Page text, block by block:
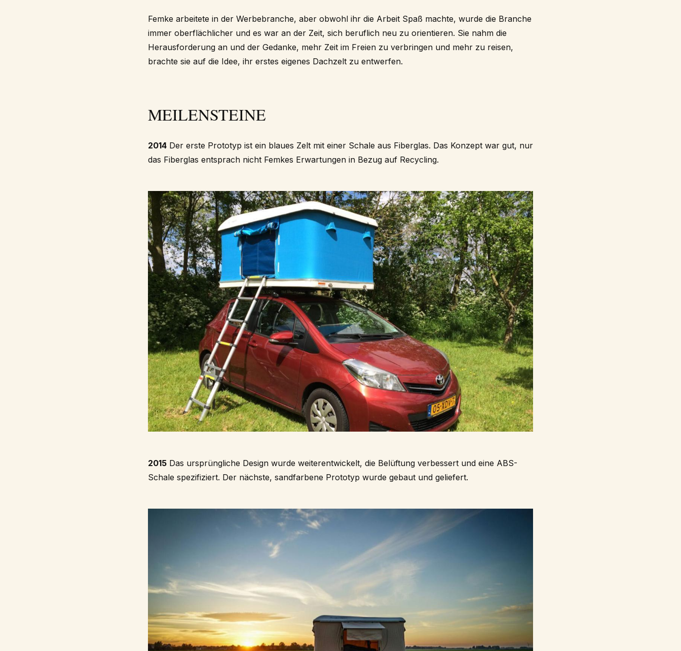
Femke arbeitete in der Werbebranche, aber obwohl ihr die Arbeit Spaß machte, wurde die Branche
immer oberflächlicher und es war an der Zeit, sich beruflich neu zu orientieren. Sie nahm die
Herausforderung an und der Gedanke, mehr Zeit im Freien zu verbringen und mehr zu reisen,
brachte sie auf die Idee, ihr erstes eigenes Dachzelt zu entwerfen.
MEILENSTEINE
2014 Der erste Prototyp ist ein blaues Zelt mit einer Schale aus Fiberglas. Das Konzept war gut, nur
das Fiberglas entsprach nicht Femkes Erwartungen in Bezug auf Recycling.
2015 Das ursprüngliche Design wurde weiterentwickelt, die Belüftung verbessert und eine ABS-
Schale spezifiziert. Der nächste, sandfarbene Prototyp wurde gebaut und geliefert.